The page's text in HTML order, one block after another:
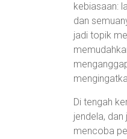
kebiasaan:
dan
jadi topik
Di tengah
jendela,
mencoba